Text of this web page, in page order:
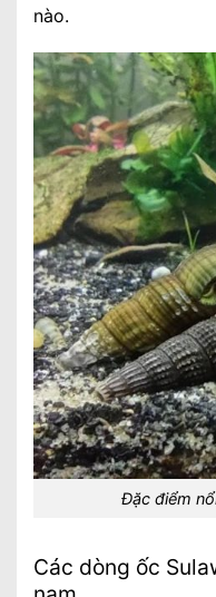
nào.
Đặc điểm
Các dòng ốc